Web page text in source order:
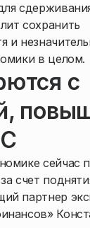
сохранить
и
в целом.
с
сейчас
счет
партнер